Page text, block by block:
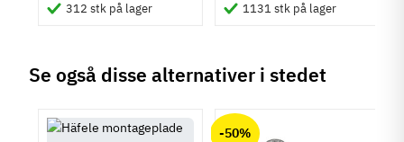
312 stk på lager 1131 stk på lager
Se også disse alternativer i stedet
-50%